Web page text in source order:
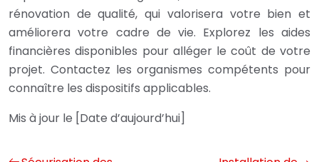
rénovation de qualité, qui valorisera votre bien et
améliorera votre cadre de vie. Explorez les aides
financières disponibles pour alléger le coût de votre
projet. Contactez les organismes compétents pour
connaître les dispositifs applicables.
Mis à jour le [Date d’aujourd’hui]